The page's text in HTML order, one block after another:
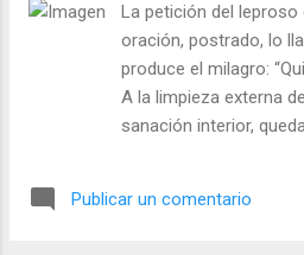
que Dios nos ama y
a ser la voz de Dios en
sociedad. El agua del
empaparnos más el
que de él irán saliendo
conforme vamos
La petición del leproso
oración, postrado, lo
produce el milagro:
A la limpieza externa
sanación interior,
traspasan, lo rescatan
Publicar un comentario